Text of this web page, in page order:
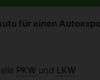
für einen
PKW und LKW